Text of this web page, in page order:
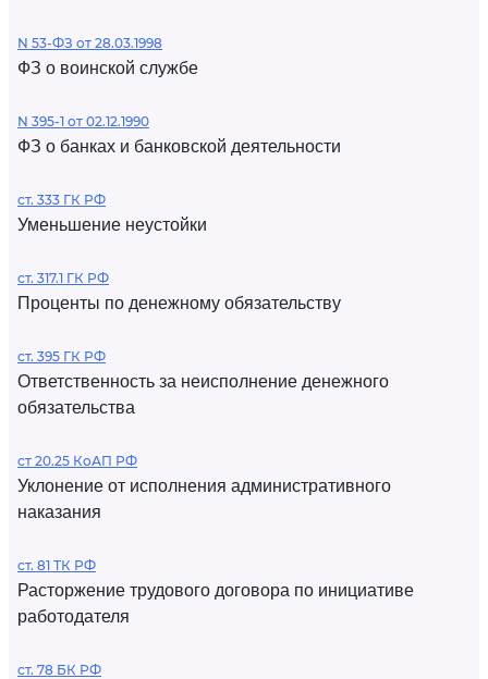
N 53-ФЗ от 28.03.1998
ФЗ о воинской службе
N 395-1 от 02.12.1990
ФЗ о банках и банковской деятельности
ст. 333 ГК РФ
Уменьшение неустойки
ст. 317.1 ГК РФ
Проценты по денежному обязательству
ст. 395 ГК РФ
Ответственность за неисполнение денежного
обязательства
ст 20.25 КоАП РФ
Уклонение от исполнения административного
наказания
ст. 81 ТК РФ
Расторжение трудового договора по инициативе
работодателя
ст. 78 БК РФ